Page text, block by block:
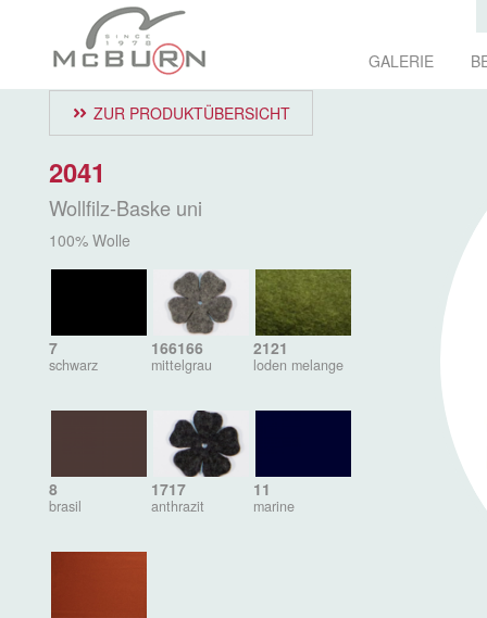
GALERIE
ZUR PRODUKTÜBERSICHT
2041
Wollfilz-Baske uni
100% Wolle
7
schwarz
166166
mittelgrau
2121
loden melange
8
brasil
1717
anthrazit
11
marine